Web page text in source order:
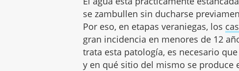
se zambullen sin ducharse
Por eso, en etapas veraniegas, los
gran incidencia en menores de 12
trata esta patología, es necesario
y en qué sitio del mismo se produce